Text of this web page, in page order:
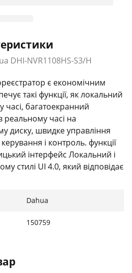
DHI-NVR1108HS-S3/H
є економічним
такі функції, як локальний
часі, багатоекранний
реальному часі на
диску, швидке управління
і контроль. функції
інтерфейс Локальний і
стилі UI 4.0, який відповідає
кодування Dahua
більшу ефективність в
Центр надає повну
Dahua
150759